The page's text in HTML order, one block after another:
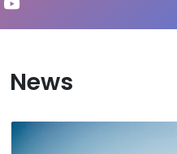
News